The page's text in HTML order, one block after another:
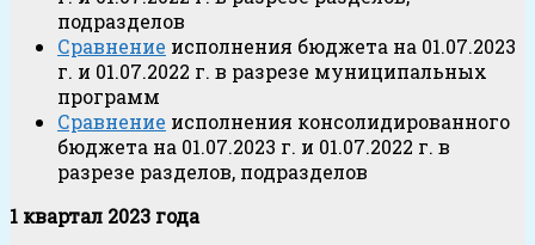
подразделов
Сравнение исполнения бюджета на 01.07.2023
г. и 01.07.2022 г. в разрезе муниципальных
программ
Сравнение исполнения консолидированного
бюджета на 01.07.2023 г. и 01.07.2022 г. в
разрезе разделов, подразделов
1 квартал 2023 года